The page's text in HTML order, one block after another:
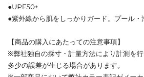
●UPF50+
●紫外線から肌をしっかりガード。プール・
【商品の購入にあたっての注意事項】
※弊社独自の採寸・計量方法により計測を行
多少の誤差が生じる場合があります。